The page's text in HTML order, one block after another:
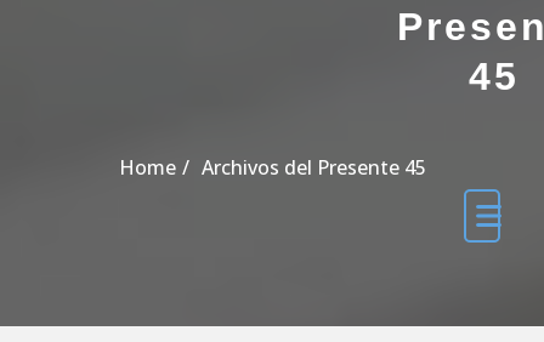
45
Home Archivos del Presente 45